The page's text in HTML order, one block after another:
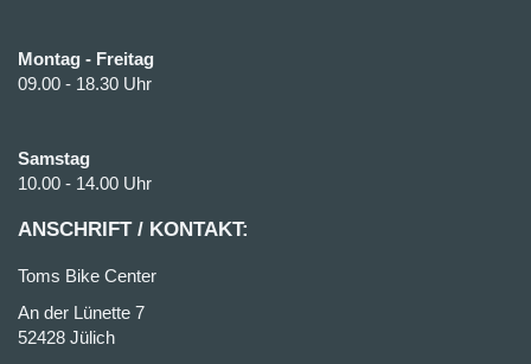
Montag - Freitag
09.00 - 18.30 Uhr
Samstag
10.00 - 14.00 Uhr
ANSCHRIFT / KONTAKT:
Toms Bike Center
An der Lünette 7
52428 Jülich